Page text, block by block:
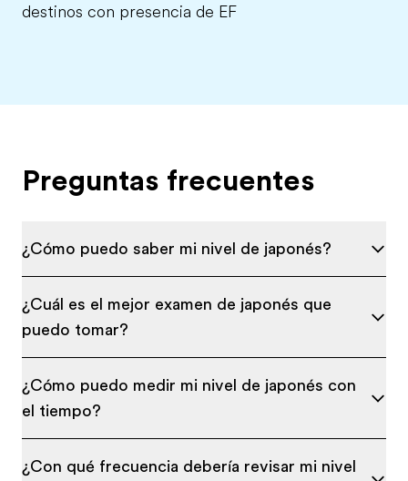
destinos con presencia de EF
Preguntas frecuentes
¿Cómo puedo saber mi nivel de japonés?
¿Cuál es el mejor examen de japonés que
puedo tomar?
¿Cómo puedo medir mi nivel de japonés con
el tiempo?
¿Con qué frecuencia debería revisar mi nivel